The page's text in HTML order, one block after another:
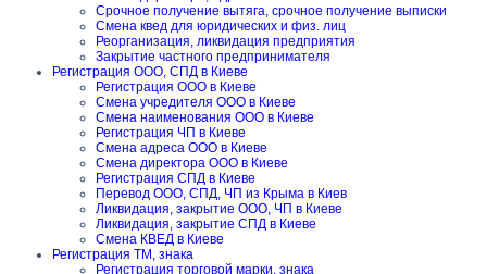
Срочное получение вытяга, срочное получение выписки
Смена квед для юридических и физ. лиц
Реорганизация, ликвидация предприятия
Закрытие частного предпринимателя
Регистрация ООО, СПД в Киеве
Регистрация ООО в Киеве
Смена учредителя ООО в Киеве
Смена наименования ООО в Киеве
Регистрация ЧП в Киеве
Смена адреса ООО в Киеве
Смена директора ООО в Киеве
Регистрация СПД в Киеве
Перевод ООО, СПД, ЧП из Крыма в Киев
Ликвидация, закрытие ООО, ЧП в Киеве
Ликвидация, закрытие СПД в Киеве
Смена КВЕД в Киеве
Регистрация ТМ, знака
Регистрация торговой марки, знака